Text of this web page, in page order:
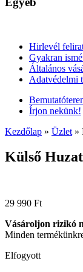
Hirlevél
Gyakran
Általános
Adatvédelmi
Írjon nekünk!
Kezdőlap » Üzlet »
Külső
29 990 Ft
Vásároljon rizikó
Minden
Elfogyott